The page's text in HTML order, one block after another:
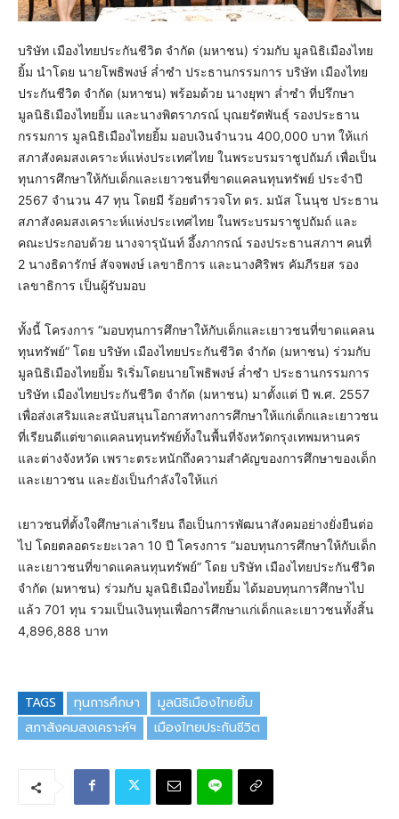
บริษัท เมืองไทยประกันชีวิต จำกัด (มหาชน) ร่วมกับ มูลนิธิเมืองไทย
ยิ้ม นำโดย นายโพธิพงษ์ ล่ำซำ ประธานกรรมการ บริษัท เมืองไทย
ประกันชีวิต จำกัด (มหาชน) พร้อมด้วย นางยุพา ล่ำซำ ที่ปรึกษา
มูลนิธิเมืองไทยยิ้ม และนางพิตราภรณ์ บุณยรัตพันธุ์ รองประธาน
กรรมการ มูลนิธิเมืองไทยยิ้ม มอบเงินจำนวน 400,000 บาท ให้แก่
สภาสังคมสงเคราะห์แห่งประเทศไทย ในพระบรมราชูปถัมภ์ เพื่อเป็น
ทุนการศึกษาให้กับเด็กและเยาวชนที่ขาดแคลนทุนทรัพย์ ประจำปี
2567 จำนวน 47 ทุน โดยมี ร้อยตำรวจโท ดร. มนัส โนนุช ประธาน
สภาสังคมสงเคราะห์แห่งประเทศไทย ในพระบรมราชูปถัมถ์ และ
คณะประกอบด้วย นางจารุนันท์ อึ้งภากรณ์ รองประธานสภาฯ คนที่
2 นางธิดารักษ์ สัจจพงษ์ เลขาธิการ และนางศิริพร คัมภีรยส รอง
เลขาธิการ เป็นผู้รับมอบ
ทั้งนี้ โครงการ “มอบทุนการศึกษาให้กับเด็กและเยาวชนที่ขาดแคลน
ทุนทรัพย์” โดย บริษัท เมืองไทยประกันชีวิต จำกัด (มหาชน) ร่วมกับ
มูลนิธิเมืองไทยยิ้ม ริเริ่มโดยนายโพธิพงษ์ ล่ำซำ ประธานกรรมการ
บริษัท เมืองไทยประกันชีวิต จำกัด (มหาชน) มาตั้งแต่ ปี พ.ศ. 2557
เพื่อส่งเสริมและสนับสนุนโอกาสทางการศึกษาให้แก่เด็กและเยาวชน
ที่เรียนดีแต่ขาดแคลนทุนทรัพย์ทั้งในพื้นที่จังหวัดกรุงเทพมหานคร
และต่างจังหวัด เพราะตระหนักถึงความสำคัญของการศึกษาของเด็ก
และเยาวชน และยังเป็นกำลังใจให้แก่
เยาวชนที่ตั้งใจศึกษาเล่าเรียน ถือเป็นการพัฒนาสังคมอย่างยั่งยืนต่อ
ไป โดยตลอดระยะเวลา 10 ปี โครงการ “มอบทุนการศึกษาให้กับเด็ก
และเยาวชนที่ขาดแคลนทุนทรัพย์” โดย บริษัท เมืองไทยประกันชีวิต
จำกัด (มหาชน) ร่วมกับ มูลนิธิเมืองไทยยิ้ม ได้มอบทุนการศึกษาไป
แล้ว 701 ทุน รวมเป็นเงินทุนเพื่อการศึกษาแก่เด็กและเยาวชนทั้งสิ้น
4,896,888 บาท
TAGS ทุนการศึกษา
มูลนิธิเมืองไทยยิ้ม
สภาสังคมสงเคราะห์ฯ
เมืองไทยประกันชีวิต